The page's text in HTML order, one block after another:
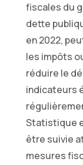
fiscales du
dette
en 2022,
les impôts
réduire le
indicateurs
Statistique
être suivie
mesures